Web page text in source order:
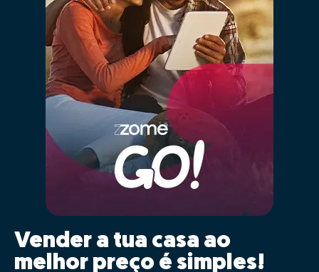
Vender a tua casa ao
melhor preço é simples!